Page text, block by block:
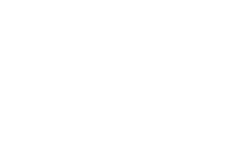
5 ks
aviváž - 1 l
- svěží vůně 1 l
Protection 200 dávek, 4 L